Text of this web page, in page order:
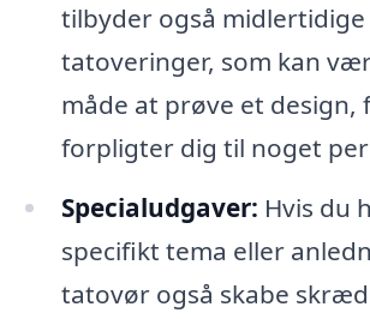
tilbyder også midlertidige
tatoveringer, som kan
måde at prøve et design,
forpligter dig til noget
Specialudgaver: Hvis du
specifikt tema eller
tatovør også skabe